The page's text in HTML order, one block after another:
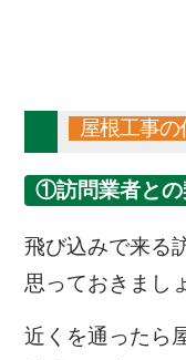
屋根工事の
①訪問業者との
飛び込みで来る
思っておきまし
近くを通ったら